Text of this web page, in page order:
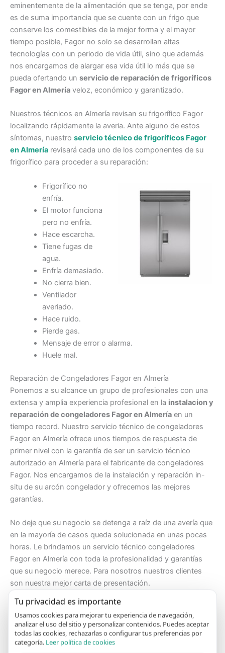
eminentemente de la alimentación que se tenga, por ende
es de suma importancia que se cuente con un frigo que
conserve los comestibles de la mejor forma y el mayor
tiempo posible, Fagor no solo se desarrollan altas
tecnologías con un periodo de vida útil, sino que además
nos encargamos de alargar esa vida útil lo más que se
pueda ofertando un servicio de reparación de frigoríficos
Fagor en Almería veloz, económico y garantizado.
Nuestros técnicos en Almería revisan su frigorífico Fagor
localizando rápidamente la averia. Ante alguno de estos
síntomas, nuestro servicio técnico de frigoríficos Fagor
en Almería revisará cada uno de los componentes de su
frigorífico para proceder a su reparación:
Frigorífico no
enfría.
El motor funciona
pero no enfría.
Hace escarcha.
Tiene fugas de
agua.
Enfría demasiado.
No cierra bien.
Ventilador
averiado.
Hace ruido.
Pierde gas.
Mensaje de error o alarma.
Huele mal.
Reparación de Congeladores Fagor en Almería
Ponemos a su alcance un grupo de profesionales con una
extensa y amplia experiencia profesional en la instalacion y
reparación de congeladores Fagor en Almería en un
tiempo record. Nuestro servicio técnico de congeladores
Fagor en Almería ofrece unos tiempos de respuesta de
primer nivel con la garantía de ser un servicio técnico
autorizado en Almería para el fabricante de congeladores
Fagor. Nos encargamos de la instalación y reparación in-
situ de su arcón congelador y ofrecemos las mejores
garantías.
No deje que su negocio se detenga a raíz de una avería que
en la mayoría de casos queda solucionada en unas pocas
horas. Le brindamos un servicio técnico congeladores
Fagor en Almería con toda la profesionalidad y garantías
que su negocio merece. Para nosotros nuestros clientes
son nuestra mejor carta de presentación.
Nuestros técnicos en Almería revisan su congelador Fagor
localizando rápidamente la avería. Ante alguno de estos
síntomas, nuestroservicio técnico de congeladores
Fagor en Almeríarevisará cada uno de los componentes
Tu privacidad es importante
Usamos cookies para mejorar tu experiencia de navegación,
analizar el uso del sitio y personalizar contenidos. Puedes aceptar
todas las cookies, rechazarlas o configurar tus preferencias por
categoría. Leer política de cookies